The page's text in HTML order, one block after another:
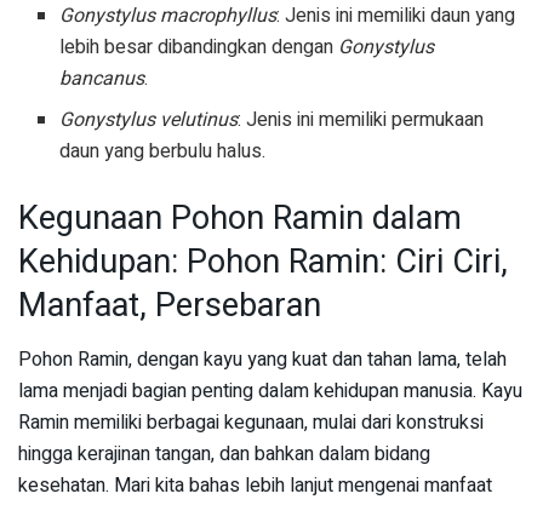
Gonystylus macrophyllus: Jenis ini memiliki daun yang
lebih besar dibandingkan dengan Gonystylus
bancanus.
Gonystylus velutinus: Jenis ini memiliki permukaan
daun yang berbulu halus.
Kegunaan Pohon Ramin dalam
Kehidupan: Pohon Ramin: Ciri Ciri,
Manfaat, Persebaran
Pohon Ramin, dengan kayu yang kuat dan tahan lama, telah
lama menjadi bagian penting dalam kehidupan manusia. Kayu
Ramin memiliki berbagai kegunaan, mulai dari konstruksi
hingga kerajinan tangan, dan bahkan dalam bidang
kesehatan. Mari kita bahas lebih lanjut mengenai manfaat